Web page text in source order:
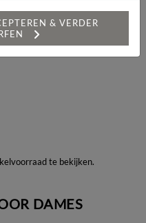
te bekijken.
DAMES
& VERDER